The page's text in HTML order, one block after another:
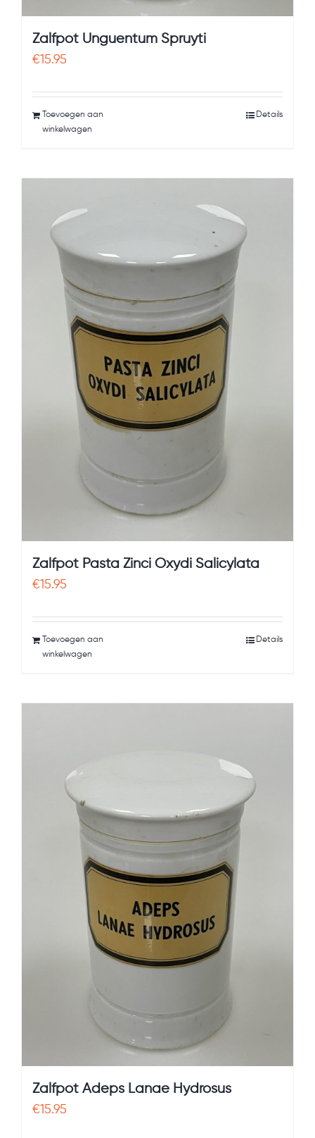
Zalfpot Unguentum Spruyti
€15.95
Toevoegen aan
winkelwagen
Details
Zalfpot Pasta Zinci Oxydi Salicylata
€15.95
Toevoegen aan
winkelwagen
Details
Zalfpot Adeps Lanae Hydrosus
€15.95